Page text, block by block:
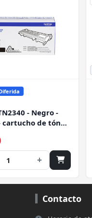
- Negro -
de tóner
L2540DW, HL-
MFC-L2700DW,
MFC-
1 +
Contacto